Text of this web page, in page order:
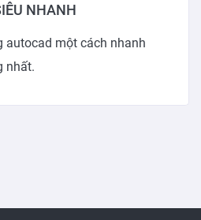
NHANH
autocad một cách nhanh
nhất.